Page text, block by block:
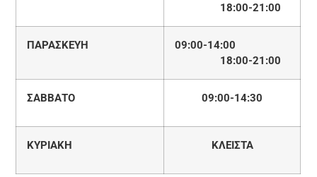
18:00-21:00
ΠΑΡΑΣΚΕΥΗ
09:00-14:00
18:00-21:00
ΣΑΒΒΑΤΟ 09:00-14:30
ΚΥΡΙΑΚΗ ΚΛΕΙΣΤΑ